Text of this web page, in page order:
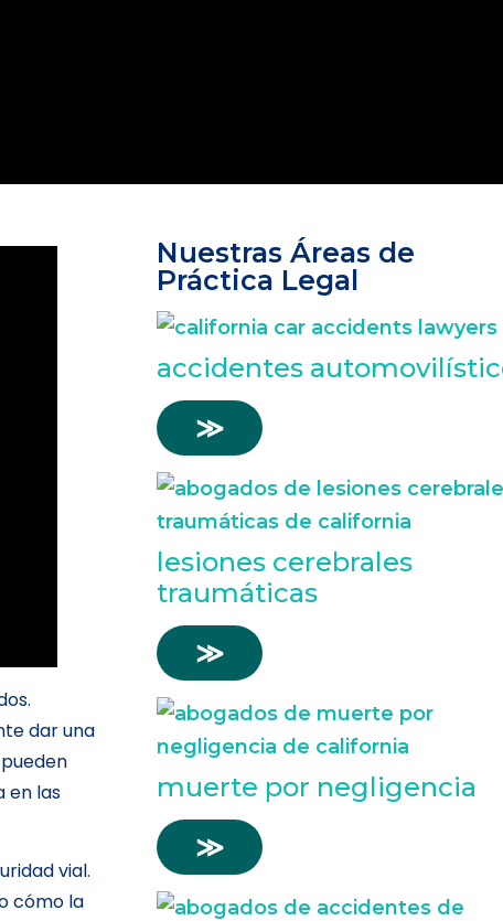
dar una
en las
vial.
cómo la
Nuestras Áreas de
Práctica Legal
accidentes
≫
lesiones cerebrales
traumáticas
≫
muerte por negligencia
≫